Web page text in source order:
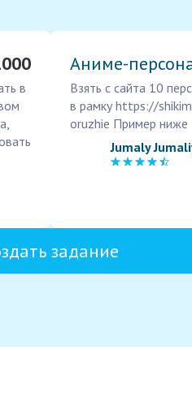
в
Аниме-
Взять с сайта 10
в рамку https://
oruzhie Пример ниже
Jumaly
задание